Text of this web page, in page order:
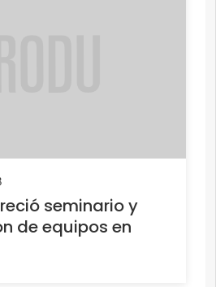
seminario y
de equipos en